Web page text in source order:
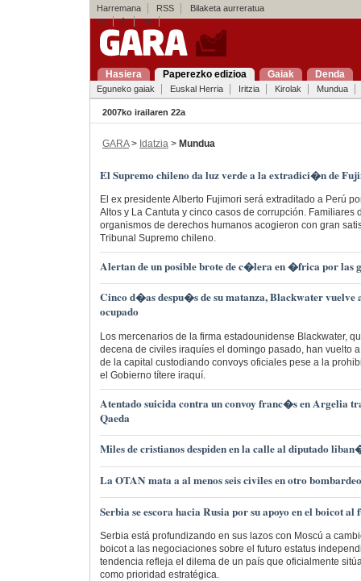
Harremana RSS
Bilaketa aurreratua
es
fr en
Hasiera Paperezko edizioa Gaiak Denda
Eguneko gaiak Euskal Herria Iritzia Kirolak Mundua
2007ko irailaren 22a
GARA> Idatzia > Mundua
El Supremo chileno da luz verde a la extradici�n de
El ex presidente Alberto Fujimori será extraditado a Perú
Altos y La Cantuta y cinco casos de corrupción. Familiares
organismos de derechos humanos acogieron con gran
Tribunal Supremo chileno.
Alertan de un posible brote de c�lera en �frica por las
Cinco d�as despu�s de su matanza, Blackwater vuelve
ocupado
Los mercenarios de la firma estadounidense Blackwater,
decena de civiles iraquíes el domingo pasado, han vuelto
de la capital custodiando convoys oficiales pese a la
el Gobierno títere iraquí.
Atentado suicida contra un convoy franc�s en Argelia
Qaeda
Miles de cristianos despiden en la calle al diputado
La OTAN mata a al menos seis civiles en otro
Serbia se escora hacia Rusia por su apoyo en el boicot al
Serbia está profundizando en sus lazos con Moscú a
boicot a las negociaciones sobre el futuro estatus
tendencia refleja el dilema de un país que oficialmente
como prioridad estratégica.